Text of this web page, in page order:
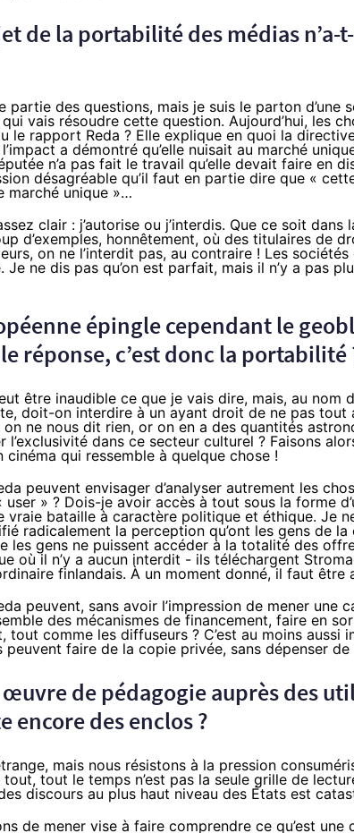
de la portabilité des médias n’a-
des questions, mais je suis le parton d’une
vais résoudre cette question. Aujourd’hui, les
le rapport Reda ? Elle explique en quoi la
a démontré qu’elle nuisait au marché
n’a pas fait le travail qu’elle devait faire en
désagréable qu’il faut en partie dire que «
marché unique »…
clair : j’autorise ou j’interdis. Que ce soit dans
d’exemples, honnêtement, où des titulaires de
on ne l’interdit pas, au contraire ! Les
ne dis pas qu’on est parfait, mais il n’y a pas
épingle cependant le
réponse, c’est donc la portabilité
être inaudible ce que je vais dire, mais, au nom
doit-on interdire à un ayant droit de ne pas tout
ne nous dit rien, or on en a des quantités
l’exclusivité dans ce secteur culturel ? Faisons
cinéma qui ressemble à quelque chose !
peuvent envisager d’analyser autrement les
user » ? Dois-je avoir accès à tout sous la forme
vraie bataille à caractère politique et éthique. Je
radicalement la perception qu’ont les gens de
les gens ne puissent accéder à la totalité des
où il n’y a aucun interdit - ils téléchargent
finlandais. À un moment donné, il faut être
peuvent, sans avoir l’impression de mener une
des mécanismes de financement, faire en
tout comme les diffuseurs ? C’est au moins aussi
faire de la copie privée, sans dépenser de
de pédagogie auprès des
encore des enclos ?
mais nous résistons à la pression
tout le temps n’est pas la seule grille de
discours au plus haut niveau des États est
de mener vise à faire comprendre ce qu’est une